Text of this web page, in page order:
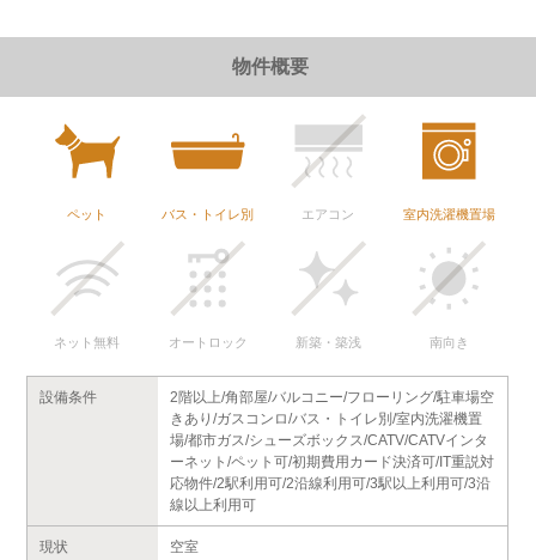
物件概要
ペット バス・トイレ別 エアコン 室内洗濯機置場
ネット無料 オートロック 新築・築浅 南向き
設備条件
2階以上/角部屋/バルコニー/フローリング/駐車場空
きあり/ガスコンロ/バス・トイレ別/室内洗濯機置
場/都市ガス/シューズボックス/CATV/CATVインタ
ーネット/ペット可/初期費用カード決済可/IT重説対
応物件/2駅利用可/2沿線利用可/3駅以上利用可/3沿
線以上利用可
現状 空室